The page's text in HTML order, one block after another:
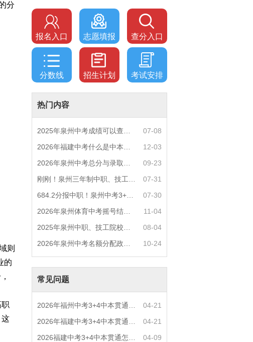
分
则
的
这
报名入口 志愿填报 查分入口
分数线 招生计划 考试安排
热门内容
07-08
12-03
09-23
07-31
07-30
11-04
08-04
10-24
常见问题
04-21
04-21
04-09